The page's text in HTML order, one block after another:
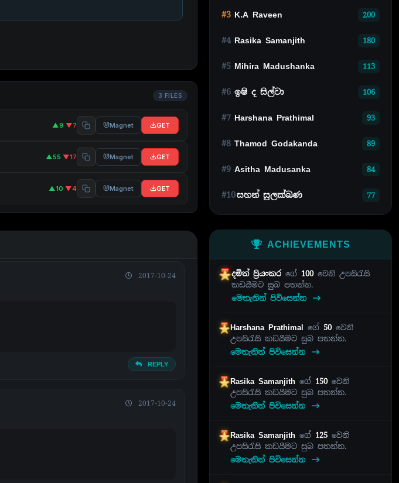
3 FILES
▲9·▼7 Magnet GET
▲55·▼17 Magnet GET
▲10·▼4 Magnet GET
2017-10-24
REPLY
2017-10-24
#3 K.A Raveen 200
#4 Rasika Samanjith 180
#5 Mihira Madushanka 113
#6 ඉෂි ද සිල්වා 106
#7 Harshana Prathimal 93
#8 Thamod Godakanda 89
#9 Asitha Madusanka 84
#10සහන් සුලක්ඛණ 77
ACHIEVEMENTS
දමිත් ප්‍රියංකර ගේ 100වෙනි උපසිරැසි
කඩයීමට සුබ පතන්න.
මෙතැනින් පිවිසෙන්න
Harshana Prathimal ගේ 50වෙනි
උපසිරැසි කඩයීමට සුබ පතන්න.
මෙතැනින් පිවිසෙන්න
Rasika Samanjithගේ 150වෙනි
උපසිරැසි කඩයීමට සුබ පතන්න.
මෙතැනින් පිවිසෙන්න
Rasika Samanjithගේ 125 වෙනි
උපසිරැසි කඩයීමට සුබ පතන්න.
මෙතැනින් පිවිසෙන්න